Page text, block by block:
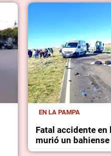
EN LA PAMPA
Fatal accidente en
murió un bahiense